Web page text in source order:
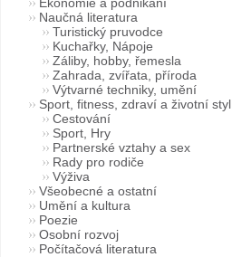
Naučná literatura
Turistický pruvodce
Kuchařky, Nápoje
Záliby, hobby, řemesla
Zahrada, zvířata, příroda
Výtvarné techniky, umění
Sport, fitness, zdraví a životní styl
Cestování
Sport, Hry
Partnerské vztahy a sex
Rady pro rodiče
Výživa
Všeobecné a ostatní
Umění a kultura
Poezie
Osobní rozvoj
Počítačová literatura